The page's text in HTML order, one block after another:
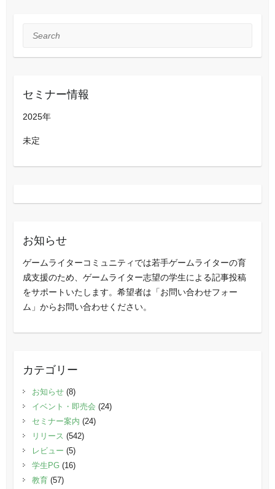
Search
セミナー情報
2025年
未定
お知らせ
ゲームライターコミュニティでは若手ゲームライターの育
成支援のため、ゲームライター志望の学生による記事投稿
をサポートいたします。希望者は「お問い合わせフォー
ム」からお問い合わせください。
カテゴリー
お知らせ(8)
イベント・即売会 (24)
セミナー案内 (24)
リリース (542)
レビュー (5)
学生PG(16)
教育(57)